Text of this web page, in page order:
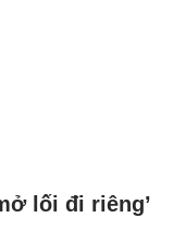
lối đi riêng’